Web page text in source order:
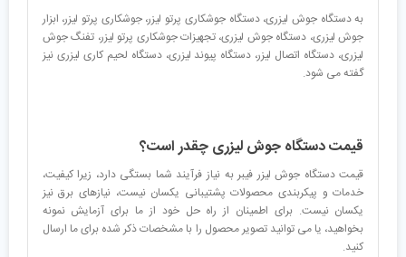
به دستگاه جوش لیزری، دستگاه جوشکاری پرتو لیزر، جوشکاری پرتو لیزر، ابزار
جوش لیزری، دستگاه جوش لیزری، تجهیزات جوشکاری پرتو لیزر، تفنگ جوش
لیزری، دستگاه اتصال لیزر، دستگاه پیوند لیزری، دستگاه لحیم کاری لیزری نیز
گفته می شود.
قیمت دستگاه جوش لیزری چقدر است؟
قیمت دستگاه جوش لیزر فیبر به نیاز فرآیند شما بستگی دارد، زیرا کیفیت،
خدمات و پیکربندی محصولات پشتیبانی یکسان نیست، نیازهای برق نیز
یکسان نیست. برای اطمینان از راه حل خود از ما برای آزمایش نمونه
بخواهید، یا می توانید تصویر محصول را با مشخصات ذکر شده برای ما ارسال
کنید.